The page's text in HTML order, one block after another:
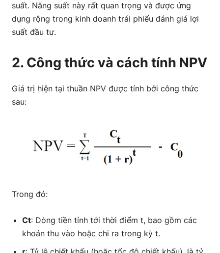
suất. Năng suất này rất quan trọng và được ứng
dụng rộng trong kinh doanh trái phiếu đánh giá lợi
suất đầu tư.
2. Công thức và cách tính NPV
Giá trị hiện tại thuần NPV được tính bởi công thức
sau:
Trong đó:
Ct: Dòng tiền tính tới thời điểm t, bao gồm các
khoản thu vào hoặc chi ra trong kỳ t.